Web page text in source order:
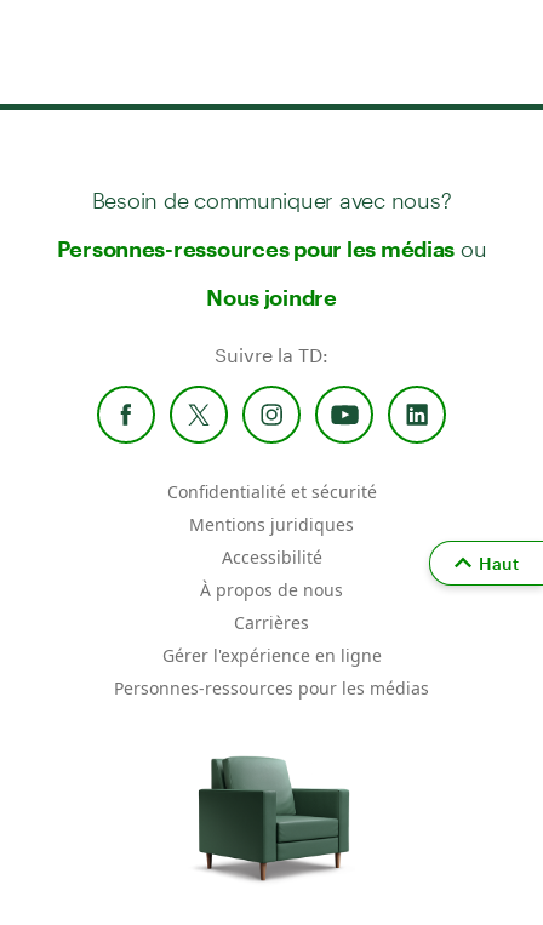
Besoin de communiquer avec nous?
Personnes-ressources pour les médias ou
Nous joindre
Suivre la TD:
Confidentialité et sécurité
Mentions juridiques
Accessibilité
À propos de nous
Carrières
Gérer l'expérience en ligne
Personnes-ressources pour les médias
Haut